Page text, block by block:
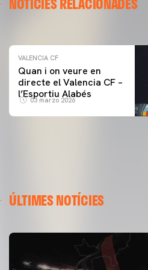
ENTRENAMENT DEL
VALENCIA CF
Quan i on veure en
directe el Valencia CF –
l’Esportiu Alabés
03 marzo 2026
ÚLTIMES NOTÍCIES